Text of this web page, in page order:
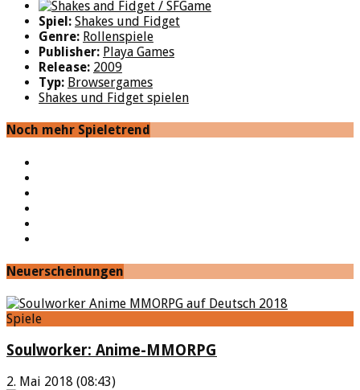
Spiel: Shakes und Fidget
Genre: Rollenspiele
Publisher: Playa Games
Release: 2009
Typ: Browsergames
Shakes und Fidget spielen
Noch mehr Spieletrend
Neuerscheinungen
Spiele
Soulworker: Anime-MMORPG
2. Mai 2018 (08:43)